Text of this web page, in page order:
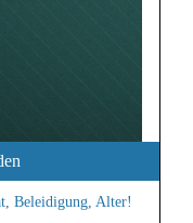
Beleidigung, Alter!